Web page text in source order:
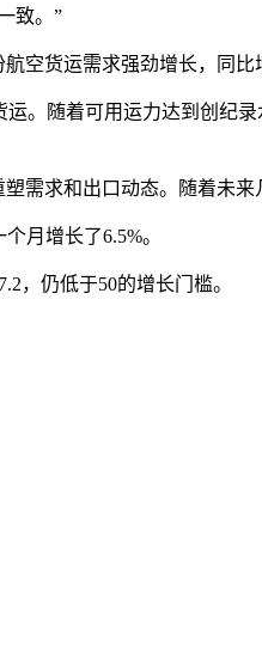
致。”
货运需求强劲增长，同比
随着可用运力达到创纪
求和出口动态。随着未来
月增长了6.5%。
，仍低于50的增长门槛。